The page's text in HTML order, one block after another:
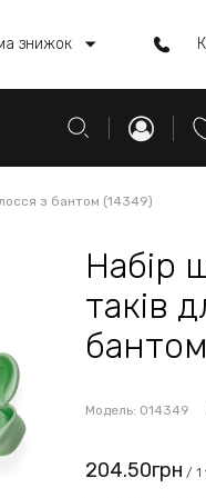
знижок
з бантом (14349)
Набір
таків
Модель: 014349
204.50грн / 1